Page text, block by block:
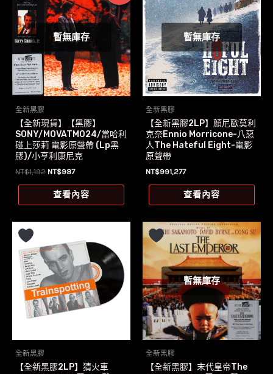
暫無庫存
全新黑膠
【全新現貨】【黑膠】
SONY/MOVATM024/當哈利
碰上莎莉 電影原聲帶 (Lp黑
膠)/小亨利康尼克
NT$1,192 原
價
格：
NT$987目
價
格：
查看內容
暫無庫存
全新黑膠
【全新黑膠2LP】顏尼歐莫利
克奈Ennio Morricone-八惡
人The Hateful Eight-電影
原聲帶
NT$991,277
查看內容
全新黑膠
【全新黑膠2LP】猜火車
暫無庫存
全新黑膠
【全新黑膠】末代皇帝The